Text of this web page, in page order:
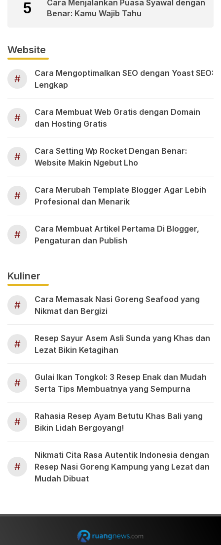
5
Cara Menjalankan Puasa Syawal dengan
Benar: Kamu Wajib Tahu
Website
#
Cara Mengoptimalkan SEO dengan Yoast SEO:
Lengkap
#
Cara Membuat Web Gratis dengan Domain
dan Hosting Gratis
#
Cara Setting Wp Rocket Dengan Benar:
Website Makin Ngebut Lho
#
Cara Merubah Template Blogger Agar Lebih
Profesional dan Menarik
#
Cara Membuat Artikel Pertama Di Blogger,
Pengaturan dan Publish
Kuliner
#
Cara Memasak Nasi Goreng Seafood yang
Nikmat dan Bergizi
#
Resep Sayur Asem Asli Sunda yang Khas dan
Lezat Bikin Ketagihan
#
Gulai Ikan Tongkol: 3 Resep Enak dan Mudah
Serta Tips Membuatnya yang Sempurna
#
Rahasia Resep Ayam Betutu Khas Bali yang
Bikin Lidah Bergoyang!
#
Nikmati Cita Rasa Autentik Indonesia dengan
Resep Nasi Goreng Kampung yang Lezat dan
Mudah Dibuat